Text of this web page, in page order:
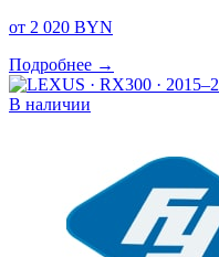
от 2 020 BYN
Подробнее →
В наличии